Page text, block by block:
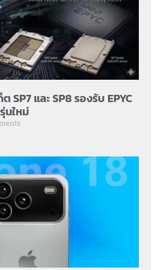
SP7 และ SP8 รองรับ EPYC
นใหม่